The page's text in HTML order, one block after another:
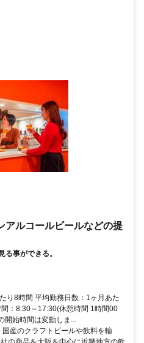
アルコールビールなどの提
る事ができる。
り8時間 平均勤務日数：1ヶ月あた
：8:30～17:30(休憩時間 1時間00
開始時間は変動しま...
産のクラフトビールや飲料を輸